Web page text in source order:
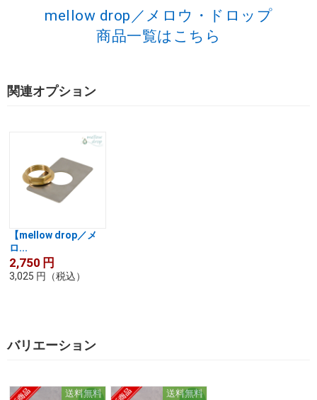
mellow drop／メロウ・ドロップ
商品一覧はこちら
関連オプション
【mellow drop／メ
ロ...
2,750 円
3,025 円 （税込）
バリエーション
送料無料 送料無料